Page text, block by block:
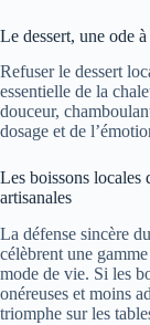
Le dessert, une ode
Refuser le dessert
essentielle de la
douceur,
dosage et de
Les boissons locales
artisanales
La défense sincère
célèbrent une
mode de vie. Si les
onéreuses et moins
triomphe sur les